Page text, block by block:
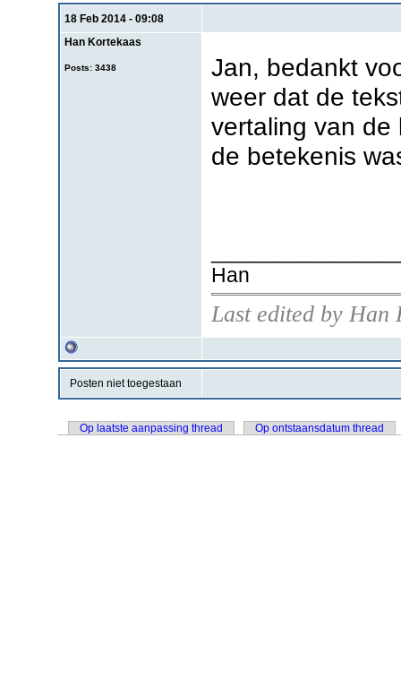
18 Feb 2014 - 09:08
Han Kortekaas
Posts: 3438
Jan, bedankt
weer dat de
vertaling van de
de betekenis
Han
Last edited by Han
Posten niet toegestaan
Op laatste aanpassing thread Op ontstaansdatum thread